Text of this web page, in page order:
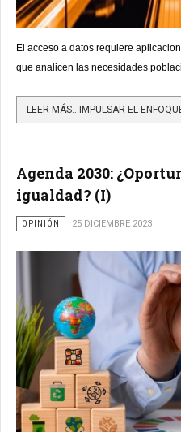
El acceso a datos requiere
que analicen las necesidades
Agenda 2030:
igualdad? (I)
OPINIÓN 25 DICIEMBRE 2023